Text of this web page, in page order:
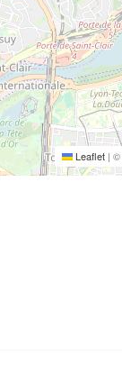
Leaflet | ©